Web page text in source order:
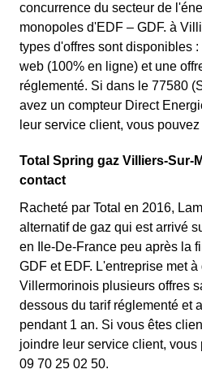
concurrence du secteur de
monopoles d'EDF – GDF. à
types d'offres sont disponibles
web (100% en ligne) et une
réglementé. Si dans le 77580
avez un compteur Direct
leur service client, vous
Total Spring gaz Villiers-Sur-
contact
Racheté par Total en 2016,
alternatif de gaz qui est arrivé
en Ile-De-France peu après la
GDF et EDF. L'entreprise met
Villermorinois plusieurs offres
dessous du tarif réglementé et
pendant 1 an. Si vous êtes
joindre leur service client, vous
09 70 25 02 50.